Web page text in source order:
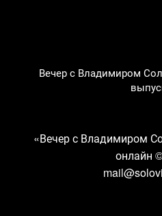
Вечер с Владимиром
«Вечер с Владимиром
онлайн